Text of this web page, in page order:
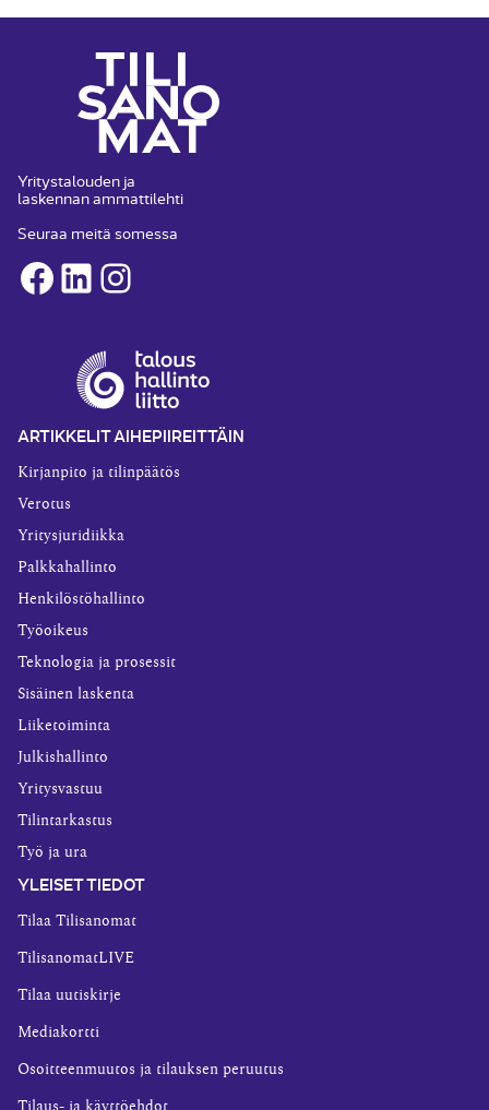
Yritystalouden ja
laskennan ammattilehti
Seuraa meitä somessa
Facebook
LinkedInInstagram
ARTIKKELIT AIHEPIIREITTÄIN
Kirjanpito ja tilinpäätös
Verotus
Yritysjuridiikka
Palkkahallinto
Henkilöstöhallinto
Työoikeus
Teknologia ja prosessit
Sisäinen laskenta
Liiketoiminta
Julkishallinto
Yritysvastuu
Tilintarkastus
Työ ja ura
YLEISET TIEDOT
Tilaa Tilisanomat
TilisanomatLIVE
Tilaa uutiskirje
Mediakortti
Osoitteenmuutos ja tilauksen peruutus